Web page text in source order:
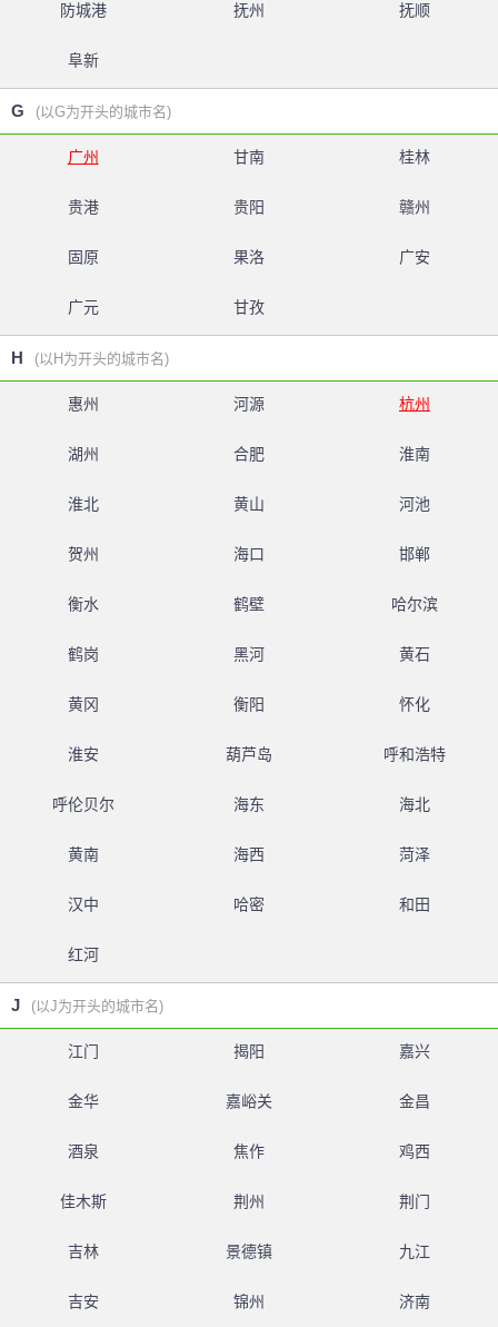
防城港 抚州 抚顺
阜新
G (以G为开头的城市名)
广州 甘南 桂林
贵港 贵阳 赣州
固原 果洛 广安
广元 甘孜
H (以H为开头的城市名)
惠州 河源 杭州
湖州 合肥 淮南
淮北 黄山 河池
贺州 海口 邯郸
衡水 鹤壁 哈尔滨
鹤岗 黑河 黄石
黄冈 衡阳 怀化
淮安 葫芦岛 呼和浩特
呼伦贝尔 海东 海北
黄南 海西 菏泽
汉中 哈密 和田
红河
J (以J为开头的城市名)
江门 揭阳 嘉兴
金华 嘉峪关 金昌
酒泉 焦作 鸡西
佳木斯 荆州 荆门
吉林 景德镇 九江
吉安 锦州 济南